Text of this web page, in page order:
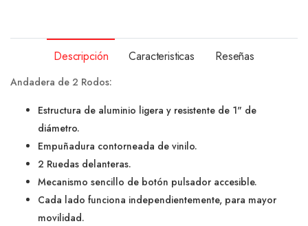
Descripción Caracteristicas Reseñas
Andadera de 2 Rodos:
Estructura de aluminio ligera y resistente de 1" de
diámetro.
Empuñadura contorneada de vinilo.
2 Ruedas delanteras.
Mecanismo sencillo de botón pulsador accesible.
Cada lado funciona independientemente, para mayor
movilidad.